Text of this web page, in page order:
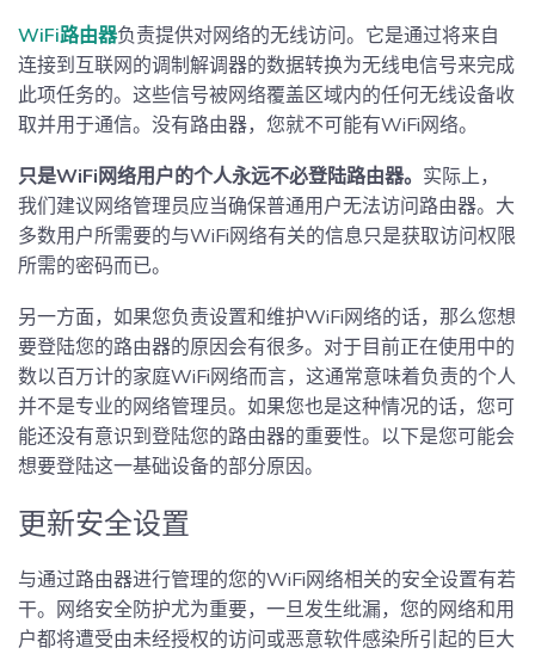
WiFi路由器负责提供对网络的无线访问。它是通过将来自
连接到互联网的调制解调器的数据转换为无线电信号来完成
此项任务的。这些信号被网络覆盖区域内的任何无线设备收
取并用于通信。没有路由器，您就不可能有WiFi网络。
只是WiFi网络用户的个人永远不必登陆路由器。 实际上，
我们建议网络管理员应当确保普通用户无法访问路由器。大
多数用户所需要的与WiFi网络有关的信息只是获取访问权限
所需的密码而已。
另一方面，如果您负责设置和维护WiFi网络的话，那么您想
要登陆您的路由器的原因会有很多。对于目前正在使用中的
数以百万计的家庭WiFi网络而言，这通常意味着负责的个人
并不是专业的网络管理员。如果您也是这种情况的话，您可
能还没有意识到登陆您的路由器的重要性。以下是您可能会
想要登陆这一基础设备的部分原因。
更新安全设置
与通过路由器进行管理的您的WiFi网络相关的安全设置有若
干。网络安全防护尤为重要，一旦发生纰漏，您的网络和用
户都将遭受由未经授权的访问或恶意软件感染所引起的巨大